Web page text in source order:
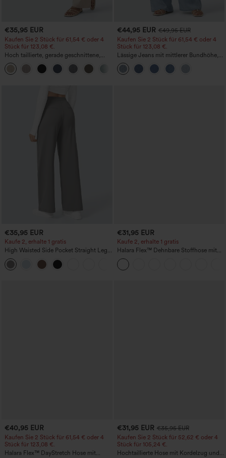
€35,95 EUR
Kaufen Sie 2 Stück für 61,54 € oder 4
Stück für 123,08 €.
Hoch taillierte, gerade geschnittene,
legere Leinen-Optik-Hose mit Taschen
+5
€44,95 EUR €49,95 EUR
Kaufen Sie 2 Stück für 61,54 € oder 4
Stück für 123,08 €.
Lässige Jeans mit mittlerer Bundhöhe,
Kordelzug und Taschen
€35,95 EUR
Kaufe 2, erhalte 1 gratis
High Waisted Side Pocket Straight Leg
Work Pants
€31,95 EUR
Kaufe 2, erhalte 1 gratis
Halara Flex™ Dehnbare Stoffhose mit
hohem Bund und Seitentasche hinten
€40,95 EUR
Kaufen Sie 2 Stück für 61,54 € oder 4
Stück für 123,08 €.
Halara Flex™ DayStretch Hose mit
€31,95 EUR €35,95 EUR
Kaufen Sie 2 Stück für 52,62 € oder 4
Stück für 105,24 €.
Hochtaillierte Hose mit Kordelzug und